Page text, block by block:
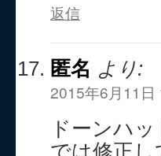
返信
匿名 より:
2015年6月11日
ドーンハ
では修正